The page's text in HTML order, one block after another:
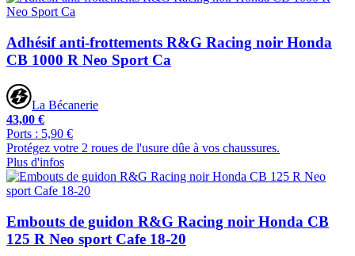
Adhésif anti-frottements R&G Racing noir Honda
CB 1000 R Neo Sport Ca
La Bécanerie
43,00 €
Ports : 5,90 €
Protégez votre 2 roues de l'usure dûe à vos chaussures.
Plus d'infos
Embouts de guidon R&G Racing noir Honda CB
125 R Neo sport Cafe 18-20